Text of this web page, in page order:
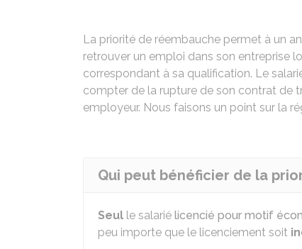
La priorité de réembauche permet à un
retrouver un emploi dans son entreprise
correspondant à sa qualification. Le
compter de la rupture de son contrat de
employeur. Nous faisons un point sur la
Qui peut bénéficier de la
Seul le salarié licencié pour motif
peu importe que le licenciement soit